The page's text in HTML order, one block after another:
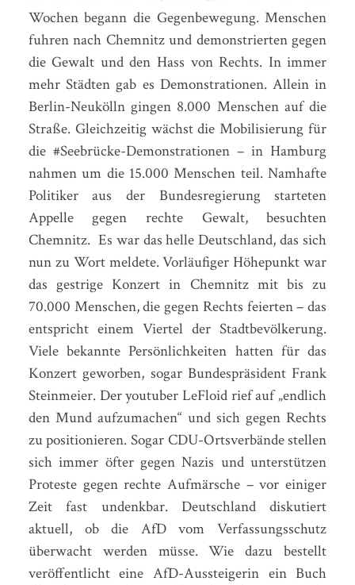
Wochen begann die Gegenbewegung. Menschen
fuhren nach Chemnitz und demonstrierten gegen
die Gewalt und den Hass von Rechts. In immer
mehr Städten gab es Demonstrationen. Allein in
Berlin-Neukölln gingen 8.000 Menschen auf die
Straße. Gleichzeitig wächst die Mobilisierung für
die #Seebrücke-Demonstrationen – in Hamburg
nahmen um die 15.000 Menschen teil. Namhafte
Politiker aus der Bundesregierung starteten
Appelle gegen rechte Gewalt, besuchten
Chemnitz. Es war das helle Deutschland, das sich
nun zu Wort meldete. Vorläufiger Höhepunkt war
das gestrige Konzert in Chemnitz mit bis zu
70.000 Menschen, die gegen Rechts feierten – das
entspricht einem Viertel der Stadtbevölkerung.
Viele bekannte Persönlichkeiten hatten für das
Konzert geworben, sogar Bundespräsident Frank
Steinmeier. Der youtuber LeFloid rief auf „endlich
den Mund aufzumachen“ und sich gegen Rechts
zu positionieren. Sogar CDU-Ortsverbände stellen
sich immer öfter gegen Nazis und unterstützen
Proteste gegen rechte Aufmärsche – vor einiger
Zeit fast undenkbar. Deutschland diskutiert
aktuell, ob die AfD vom Verfassungsschutz
überwacht werden müsse. Wie dazu bestellt
veröffentlicht eine AfD-Aussteigerin ein Buch